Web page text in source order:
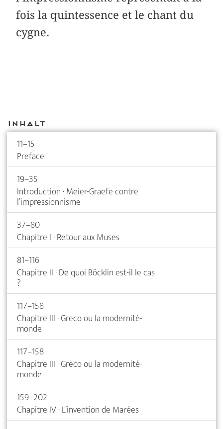
fois la quintessence et le chant du
cygne.
Inhalt
11–15
Preface
19–35
Introduction · Meier-Graefe contre
l’impressionnisme
37–80
Chapitre I · Retour aux Muses
81–116
Chapitre II · De quoi Böcklin est-il le cas
?
117–158
Chapitre III · Greco ou la modernité-
monde
117–158
Chapitre III · Greco ou la modernité-
monde
159–202
Chapitre IV · L’invention de Marées